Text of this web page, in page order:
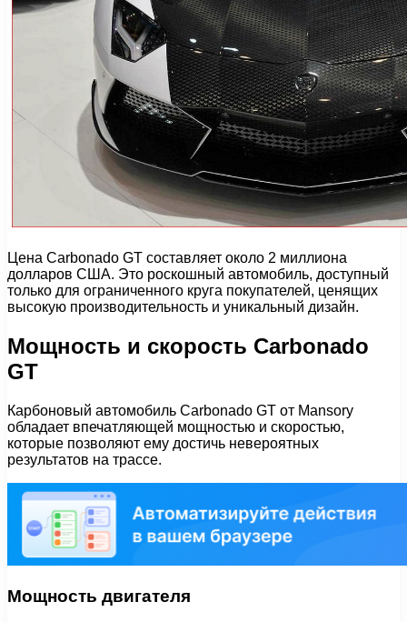
Цена Carbonado GT составляет около 2 миллиона
долларов США. Это роскошный автомобиль, доступный
только для ограниченного круга покупателей, ценящих
высокую производительность и уникальный дизайн.
Мощность и скорость Carbonado
GT
Карбоновый автомобиль Carbonado GT от Mansory
обладает впечатляющей мощностью и скоростью,
которые позволяют ему достичь невероятных
результатов на трассе.
Мощность двигателя